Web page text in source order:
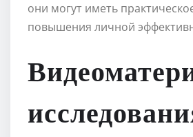
они могут иметь
повышения личной